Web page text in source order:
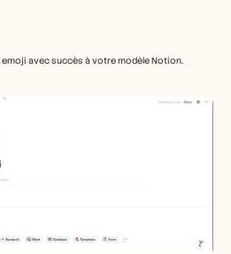
avec succès à votre modèle Notion.